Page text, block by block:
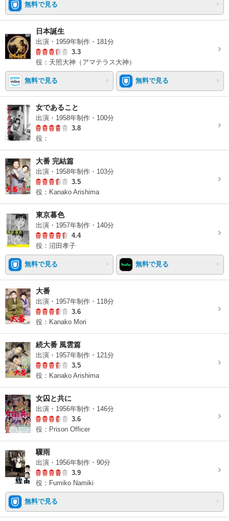
無料で見る
日本誕生
出演・1959年制作・181分
3.3
役：天照大神（アマテラス大神）
無料で見る 無料で見る
女であること
出演・1958年制作・100分
3.8
役：
大番 完結篇
出演・1958年制作・103分
3.5
役：Kanako Arishima
東京暮色
出演・1957年制作・140分
4.4
役：沼田孝子
無料で見る 無料で見る
大番
出演・1957年制作・118分
3.6
役：Kanako Mori
続大番 風雲篇
出演・1957年制作・121分
3.5
役：Kanako Arishima
女囚と共に
出演・1956年制作・146分
3.6
役：Prison Officer
驟雨
出演・1956年制作・90分
3.9
役：Fumiko Namiki
無料で見る